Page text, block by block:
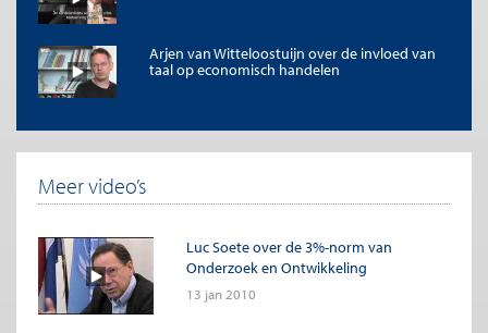
Arjen van Witteloostuijn over de invloed van
taal op economisch handelen
Meer video’s
Luc Soete over de 3%-norm van
Onderzoek en Ontwikkeling
13 jan 2010